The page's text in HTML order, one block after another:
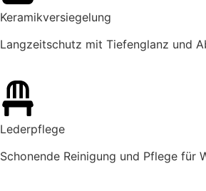
Keramikversiegelung
Langzeitschutz mit Tiefenglanz und
Lederpflege
Schonende Reinigung und Pflege für